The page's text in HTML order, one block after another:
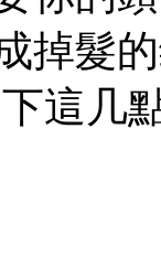
掉髮
這几